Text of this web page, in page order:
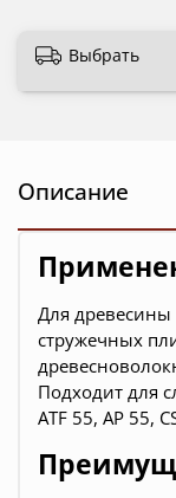
Выбрать
Описание
Для
стружечных
Подходит для
ATF 55, AP 55,